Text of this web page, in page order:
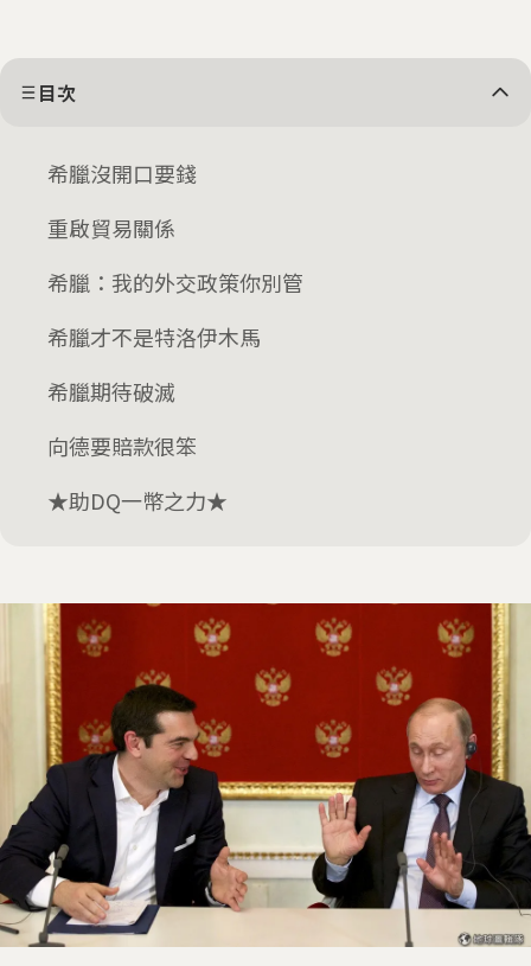
目次
希臘沒開口要錢
重啟貿易關係
希臘：我的外交政策你別管
希臘才不是特洛伊木馬
希臘期待破滅
向德要賠款很笨
★助DQ一幣之力★